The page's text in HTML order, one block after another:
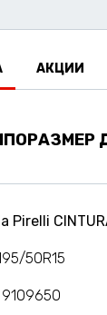
АКЦИИ
Pirelli
50R15
9109650